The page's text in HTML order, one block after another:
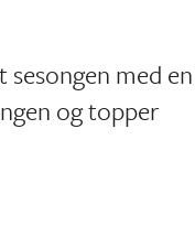
med en
og topper